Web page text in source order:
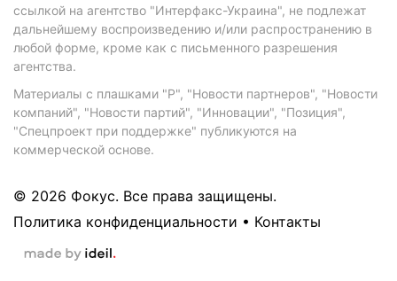
ссылкой на агентство "Интерфакс-Украина", не подлежат
дальнейшему воспроизведению и/или распространению в
любой форме, кроме как с письменного разрешения
агентства.
Материалы с плашками "Р", "Новости партнеров", "Новости
компаний", "Новости партий", "Инновации", "Позиция",
"Спецпроект при поддержке" публикуются на
коммерческой основе.
© 2026 Фокус. Все права защищены.
Политика конфиденциальности • Контакты